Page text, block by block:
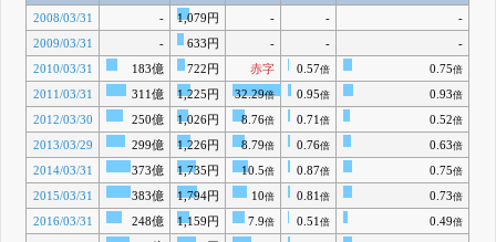
2008/03/31
- 1,079円 - -
-
2009/03/31
- 633円 - -
-
2010/03/31
183億 722円 赤字 0.57倍 0.75倍
2011/03/31 311億 1,225円 32.29倍 0.95倍 0.93倍
2012/03/30 250億 1,026円 8.76倍 0.71 倍 0.52倍
2013/03/29 299億 1,226円 8.79倍 0.76倍 0.63倍
2014/03/31 373億 1,735円 10.5倍 0.87倍 0.75倍
2015/03/31 383億 1,794円 10倍 0.81 倍 0.73倍
2016/03/31 248億 1,159円 7.9倍 0.51 倍 0.49倍